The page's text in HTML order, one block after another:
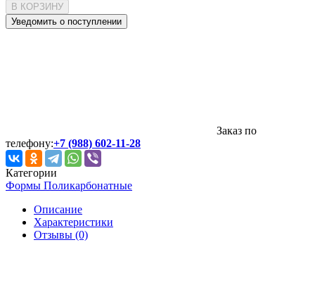
В КОРЗИНУ
Уведомить о поступлении
Заказ по
телефону:+7 (988) 602-11-28
Категории
Формы Поликарбонатные
Описание
Характеристики
Отзывы (0)